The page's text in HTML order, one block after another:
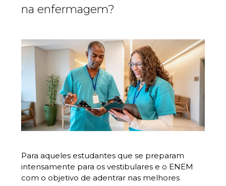
na enfermagem?
Para aqueles estudantes que se preparam
intensamente para os vestibulares e o ENEM
com o objetivo de adentrar nas melhores